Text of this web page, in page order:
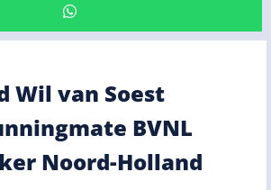
Wil van Soest
BVNL
Noord-Holland